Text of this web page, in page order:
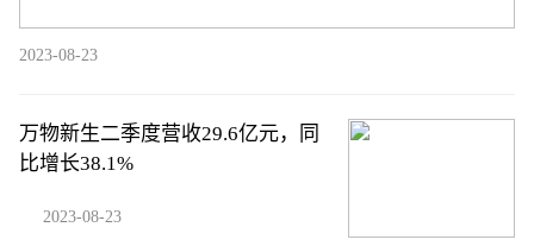
2023-08-23
万物新生二季度营收29.6亿元，同
比增长38.1%
2023-08-23